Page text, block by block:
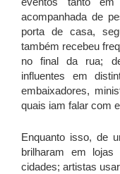
acompanhada de
porta de casa,
também recebeu
no final da rua;
influentes em
embaixadores,
quais iam falar com
Enquanto isso, de
brilharam em
cidades; artistas